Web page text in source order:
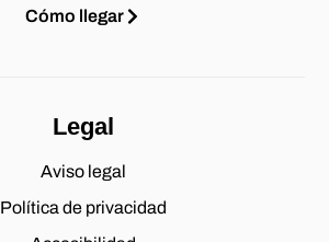
Cómo llegar
Legal
Aviso legal
Política de privacidad